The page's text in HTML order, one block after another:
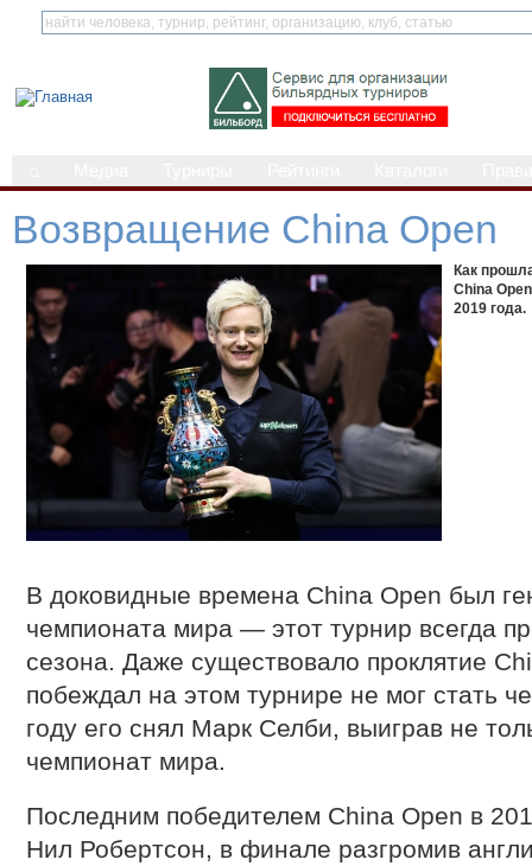
Возвращение China Open
Как
China
2019 года.
В доковидные времена China Open был
чемпионата мира — этот турнир всегда
сезона. Даже существовало проклятие
побеждал на этом турнире не мог стать
году его снял Марк Селби, выиграв не
чемпионат мира.
Последним победителем China Open в
Нил Робертсон, в финале разгромив